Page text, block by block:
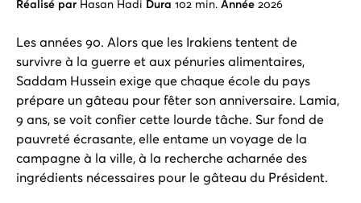
Réalisé par Hasan Hadi Dura 102 min. Année 2026
Les années 90. Alors que les Irakiens tentent de
survivre à la guerre et aux pénuries alimentaires,
Saddam Hussein exige que chaque école du pays
prépare un gâteau pour fêter son anniversaire. Lamia,
9 ans, se voit confier cette lourde tâche. Sur fond de
pauvreté écrasante, elle entame un voyage de la
campagne à la ville, à la recherche acharnée des
ingrédients nécessaires pour le gâteau du Président.